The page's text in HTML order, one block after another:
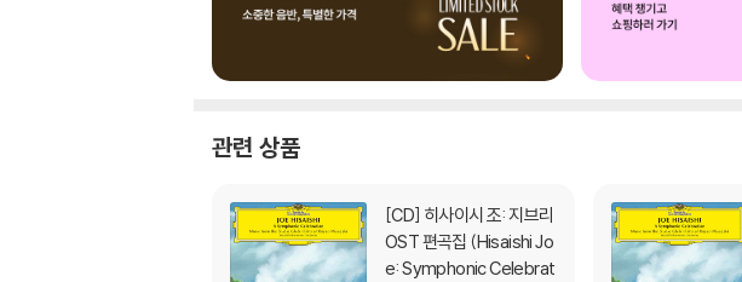
관련 상품
[CD]
OST 편곡집 (Hisaishi Jo
e: Symphonic Celebrat